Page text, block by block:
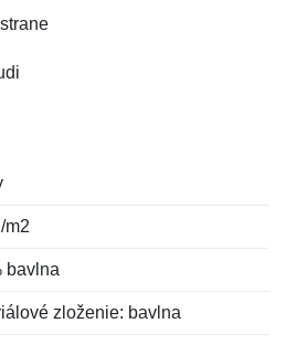
m2
bavlna
zloženie: bavlna